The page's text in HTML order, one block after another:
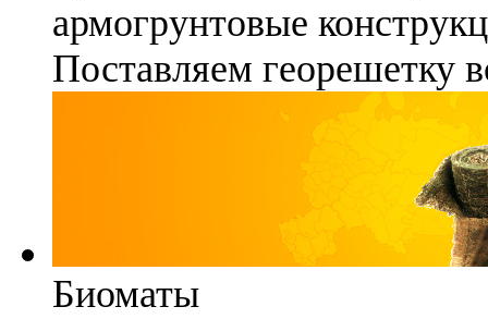
армогрунтовые
Поставляем георешетку
Биоматы